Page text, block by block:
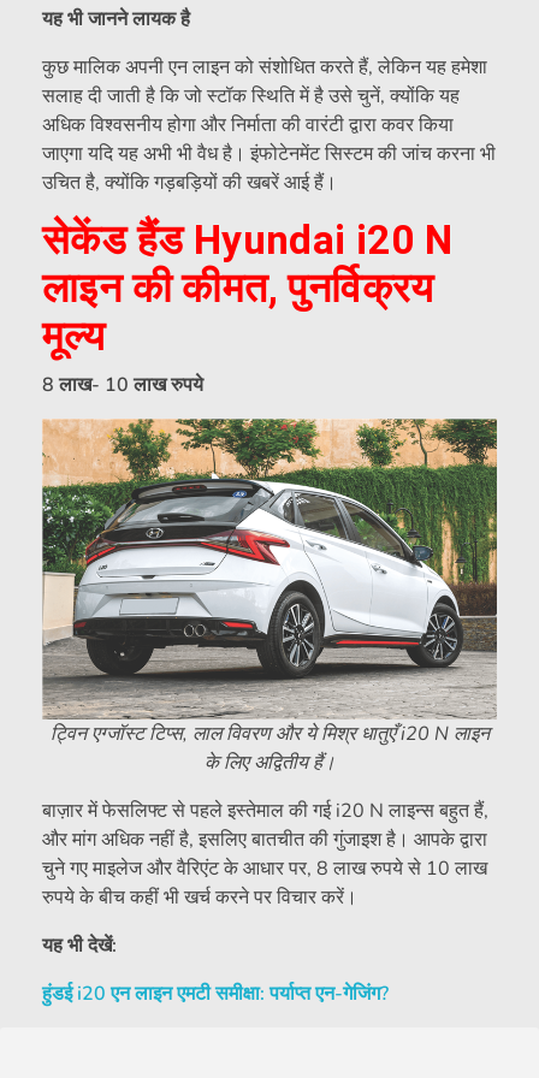
यह भी जानने लायक है
कुछ मालिक अपनी एन लाइन को संशोधित करते हैं, लेकिन यह हमेशा
सलाह दी जाती है कि जो स्टॉक स्थिति में है उसे चुनें, क्योंकि यह
अधिक विश्वसनीय होगा और निर्माता की वारंटी द्वारा कवर किया
जाएगा यदि यह अभी भी वैध है। इंफोटेनमेंट सिस्टम की जांच करना भी
उचित है, क्योंकि गड़बड़ियों की खबरें आई हैं।
सेकेंड हैंड Hyundai i20 N
लाइन की कीमत, पुनर्विक्रय
मूल्य
8 लाख- 10 लाख रुपये
ट्विन एग्जॉस्ट टिप्स, लाल विवरण और ये मिश्र धातुएँ i20 N लाइन
के लिए अद्वितीय हैं।
बाज़ार में फेसलिफ्ट से पहले इस्तेमाल की गई i20 N लाइन्स बहुत हैं,
और मांग अधिक नहीं है, इसलिए बातचीत की गुंजाइश है। आपके द्वारा
चुने गए माइलेज और वैरिएंट के आधार पर, 8 लाख रुपये से 10 लाख
रुपये के बीच कहीं भी खर्च करने पर विचार करें।
यह भी देखें:
हुंडई i20 एन लाइन एमटी समीक्षा: पर्याप्त एन-गेजिंग?